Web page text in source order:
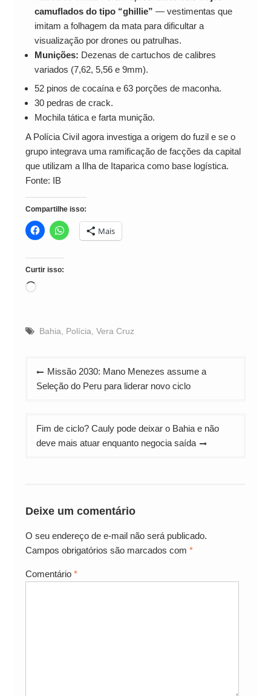
camuflados do tipo “ghillie” — vestimentas que
imitam a folhagem da mata para dificultar a
visualização por drones ou patrulhas.
Munições: Dezenas de cartuchos de calibres
variados (7,62, 5,56 e 9mm).
52 pinos de cocaína e 63 porções de maconha.
30 pedras de crack.
Mochila tática e farta munição.
A Polícia Civil agora investiga a origem do fuzil e se o
grupo integrava uma ramificação de facções da capital
que utilizam a Ilha de Itaparica como base logística.
Fonte: IB
Compartilhe isso:
Mais
Curtir isso:
Carregando...
Bahia Polícia Vera Cruz
Navegação
de
Missão 2030: Mano Menezes assume a
Seleção do Peru para liderar novo ciclo
Fim de ciclo? Cauly pode deixar o Bahia e não
deve mais atuar enquanto negocia saída
Deixe um comentário
O seu endereço de e-mail não será publicado.
Campos obrigatórios são marcados com *
Comentário *